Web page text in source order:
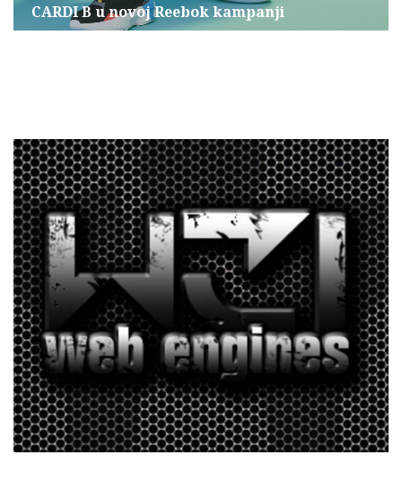
CARDI B u novoj Reebok kampanji